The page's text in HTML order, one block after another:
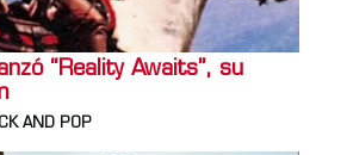
“Reality Awaits”, su
AND POP